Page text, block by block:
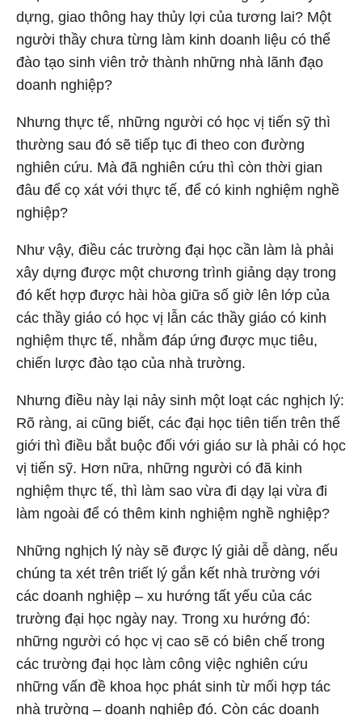
dựng, giao thông hay thủy lợi của tương lai? Một
người thầy chưa từng làm kinh doanh liệu có thể
đào tạo sinh viên trở thành những nhà lãnh đạo
doanh nghiệp?
Nhưng thực tế, những người có học vị tiến sỹ thì
thường sau đó sẽ tiếp tục đi theo con đường
nghiên cứu. Mà đã nghiên cứu thì còn thời gian
đâu để cọ xát với thực tế, để có kinh nghiệm nghề
nghiệp?
Như vậy, điều các trường đại học cần làm là phải
xây dựng được một chương trình giảng dạy trong
đó kết hợp được hài hòa giữa số giờ lên lớp của
các thầy giáo có học vị lẫn các thầy giáo có kinh
nghiệm thực tế, nhằm đáp ứng được mục tiêu,
chiến lược đào tạo của nhà trường.
Nhưng điều này lại nảy sinh một loạt các nghịch lý:
Rõ ràng, ai cũng biết, các đại học tiên tiến trên thế
giới thì điều bắt buộc đối với giáo sư là phải có học
vị tiến sỹ. Hơn nữa, những người có đã kinh
nghiệm thực tế, thì làm sao vừa đi dạy lại vừa đi
làm ngoài để có thêm kinh nghiệm nghề nghiệp?
Những nghịch lý này sẽ được lý giải dễ dàng, nếu
chúng ta xét trên triết lý gắn kết nhà trường với
các doanh nghiệp – xu hướng tất yếu của các
trường đại học ngày nay. Trong xu hướng đó:
những người có học vị cao sẽ có biên chế trong
các trường đại học làm công việc nghiên cứu
những vấn đề khoa học phát sinh từ mối hợp tác
nhà trường – doanh nghiệp đó. Còn các doanh